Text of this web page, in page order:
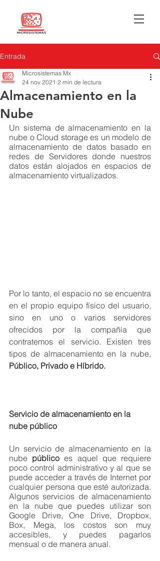
Entrada
Almacenamiento en la
Nube
Microsistemas Mx
24 nov 2021 2 min de lectura
Un sistema de almacenamiento en la
nube o Cloud storage es un modelo de
almacenamiento de datos basado en
redes de Servidores donde nuestros
datos están alojados en espacios de
almacenamiento virtualizados.
Por lo tanto, el espacio no se encuentra
en el propio equipo físico del usuario,
sino en uno o varios servidores
ofrecidos por la compañía que
contratemos el servicio. Existen tres
Público, Privado e Híbrido.
Servicio de almacenamiento en la
nube público
Un servicio de almacenamiento en la
nube público es aquel que requiere
poco control administrativo y al que se
puede acceder a través de Internet por
cualquier persona que esté autorizada.
Algunos servicios de almacenamiento
en la nube que puedes utilizar son
Google Drive, One Drive, Dropbox,
Box, Mega, los costos son muy
accesibles, y puedes pagarlos
mensual o de manera anual.